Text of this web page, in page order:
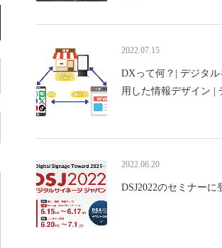
2022.07.15
DXって何？| デジタル
用した情報デザイン |
2022.06.20
DSJ2022のセミナーに